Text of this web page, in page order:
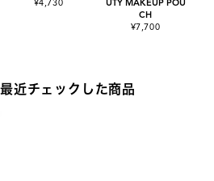
¥4,730
UTY MAKEUP POU
CH
¥7,700
最近チェックした商品